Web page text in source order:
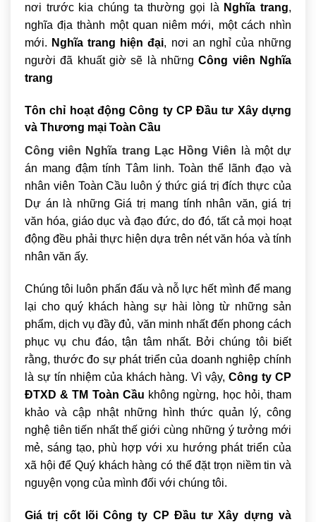
nơi trước kia chúng ta thường gọi là Nghĩa trang,
nghĩa địa thành một quan niêm mới, một cách nhìn
mới. Nghĩa trang hiện đại, nơi an nghỉ của những
người đã khuất giờ sẽ là nhữngCông viên Nghĩa
trang
Tôn chỉ hoạt động Công ty CP Đầu tư Xây dựng
và Thương mại Toàn Cầu
Công viên Nghĩa trang Lạc Hồng Viên là một dự
án mang đậm tính Tâm linh. Toàn thể lãnh đạo và
nhân viên Toàn Cầu luôn ý thức giá trị đích thực của
Dự án là những Giá trị mang tính nhân văn, giá trị
văn hóa, giáo dục và đạo đức, do đó, tất cả mọi hoạt
động đều phải thực hiện dựa trên nét văn hóa và tính
nhân văn ấy.
Chúng tôi luôn phấn đấu và nỗ lực hết mình để mang
lại cho quý khách hàng sự hài lòng từ những sản
phẩm, dịch vụ đầy đủ, văn minh nhất đến phong cách
phục vụ chu đáo, tận tâm nhất. Bởi chúng tôi biết
rằng, thước đo sự phát triển của doanh nghiệp chính
là sự tín nhiệm của khách hàng. Vì vậy,Công ty CP
ĐTXD & TM Toàn Cầu không ngừng, học hỏi, tham
khảo và cập nhật những hình thức quản lý, công
nghệ tiên tiến nhất thế giới cùng những ý tưởng mới
mẻ, sáng tạo, phù hợp với xu hướng phát triển của
xã hội để Quý khách hàng có thể đặt trọn niềm tin và
nguyện vọng của mình đối với chúng tôi.
Giá trị cốt lõi Công ty CP Đầu tư Xây dựng và